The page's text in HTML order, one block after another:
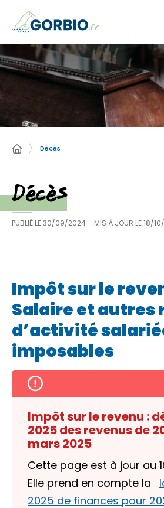
Décès
Décès
PUBLIÉ LE30/09/2024 – MIS À JOUR LE18/
Impôt sur le
Salaire et autres
d’activité
imposables
Impôt sur le revenu :
2025 des revenus de
mars 2025
Cette page est à jour au
Elle prend en compte la
2025 de finances pour